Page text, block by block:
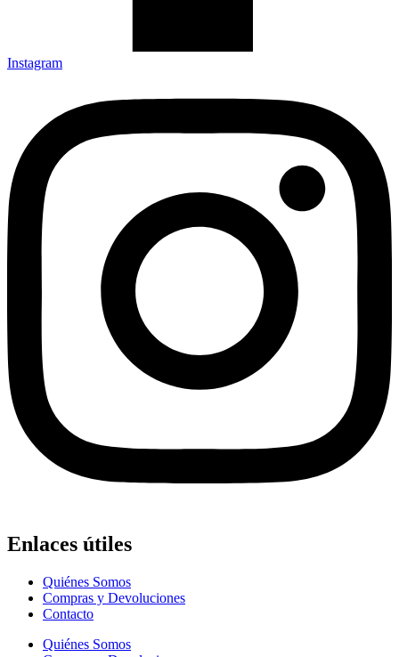
Instagram
Enlaces útiles
Quiénes Somos
Compras y Devoluciones
Contacto
Quiénes Somos